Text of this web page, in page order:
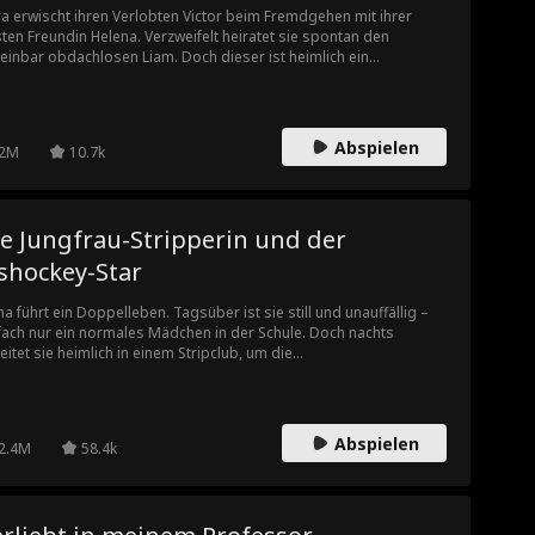
erwischt ihren Verlobten Victor beim Fremdgehen mit ihrer
Freundin Helena. Verzweifelt heiratet sie spontan den
obdachlosen Liam. Doch dieser ist heimlich ein
2M 10.7k Abspielen
Jungfrau-Stripperin und der
Star
führt ein Doppelleben. Tagsüber ist sie still und unauffällig –
nur ein normales Mädchen in der Schule. Doch nachts
sie heimlich in einem Stripclub, um die
von der geheimnisvollen Tänzerin „Engel“, ohne zu ahnen,
sie und Jenna dieselbe Person sind. Je näher sich die beiden
2.4M 58.4k Abspielen